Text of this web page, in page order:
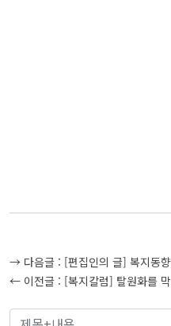
글
탐
색
→ 다음글 : [편집인의 글] 복지동
← 이전글 : [복지칼럼] 탈원화를